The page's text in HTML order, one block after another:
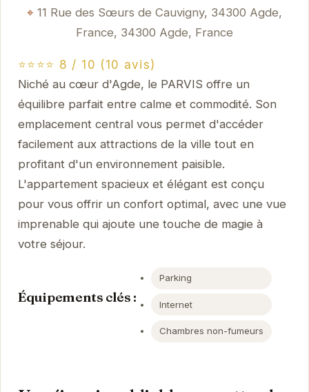
11 Rue des Sœurs de Cauvigny, 34300 Agde,
France, 34300 Agde, France
⭐⭐⭐⭐ 8 / 10 (10 avis)
Niché au cœur d'Agde, le PARVIS offre un
équilibre parfait entre calme et commodité. Son
emplacement central vous permet d'accéder
facilement aux attractions de la ville tout en
profitant d'un environnement paisible.
L'appartement spacieux et élégant est conçu
pour vous offrir un confort optimal, avec une vue
imprenable qui ajoute une touche de magie à
votre séjour.
Équipements clés :
Parking
Internet
Chambres non-fumeurs